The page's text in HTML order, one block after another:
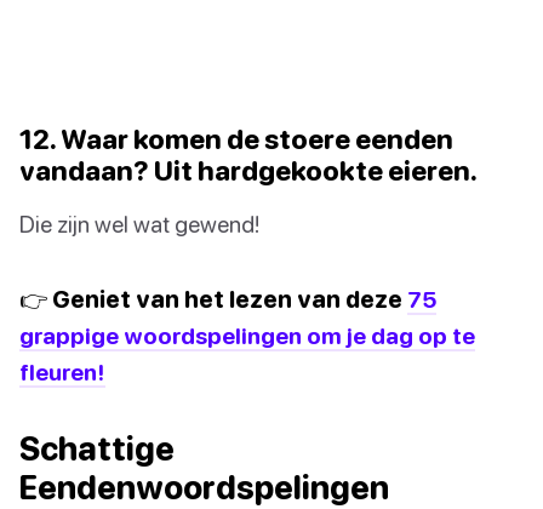
12. Waar komen de stoere eenden
vandaan? Uit hardgekookte eieren.
Die zijn wel wat gewend!
👉 Geniet van het lezen van deze 75
grappige woordspelingen om je dag op te
fleuren!
Schattige
Eendenwoordspelingen